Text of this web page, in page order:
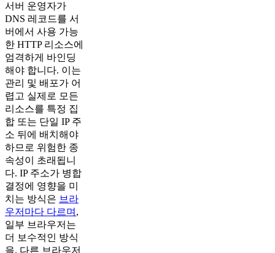
서버 운영자가
DNS 레코드를 서
버에서 사용 가능
한 HTTP 리소스에
엄격하게 바인딩
해야 합니다. 이는
관리 및 배포가 어
렵고 실제로 모든
리소스를 특정 집
합 또는 단일 IP 주
소 뒤에 배치해야
하므로 위험한 종
속성이 초래됩니
다. IP 주소가 병합
결정에 영향을 미
치는 방식은 브라
우저마다 다르며 ,
일부 브라우저는
더 보수적인 방식
을, 다른 브라우저